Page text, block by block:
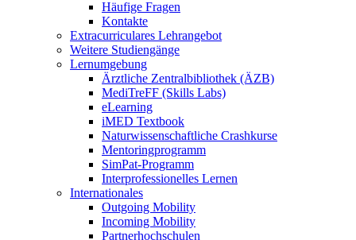
Häufige Fragen
Kontakte
Extracurriculares Lehrangebot
Weitere Studiengänge
Lernumgebung
Ärztliche Zentralbibliothek (ÄZB)
MediTreFF (Skills Labs)
eLearning
iMED Textbook
Naturwissenschaftliche Crashkurse
Mentoringprogramm
SimPat-Programm
Interprofessionelles Lernen
Internationales
Outgoing Mobility
Incoming Mobility
Partnerhochschulen